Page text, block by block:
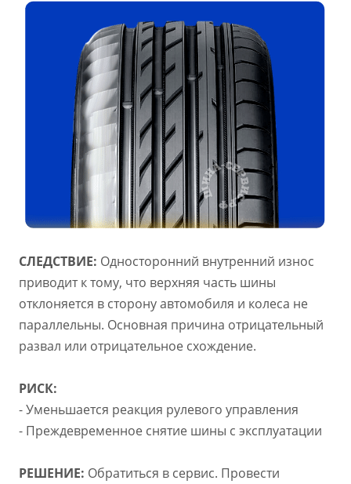
СЛЕДСТВИЕ: Односторонний внутренний износ
приводит к тому, что верхняя часть шины
отклоняется в сторону автомобиля и колеса не
параллельны. Основная причина отрицательный
развал или отрицательное схождение.
РИСК:
- Уменьшается реакция рулевого управления
- Преждевременное снятие шины с эксплуатации
РЕШЕНИЕ: Обратиться в сервис. Провести